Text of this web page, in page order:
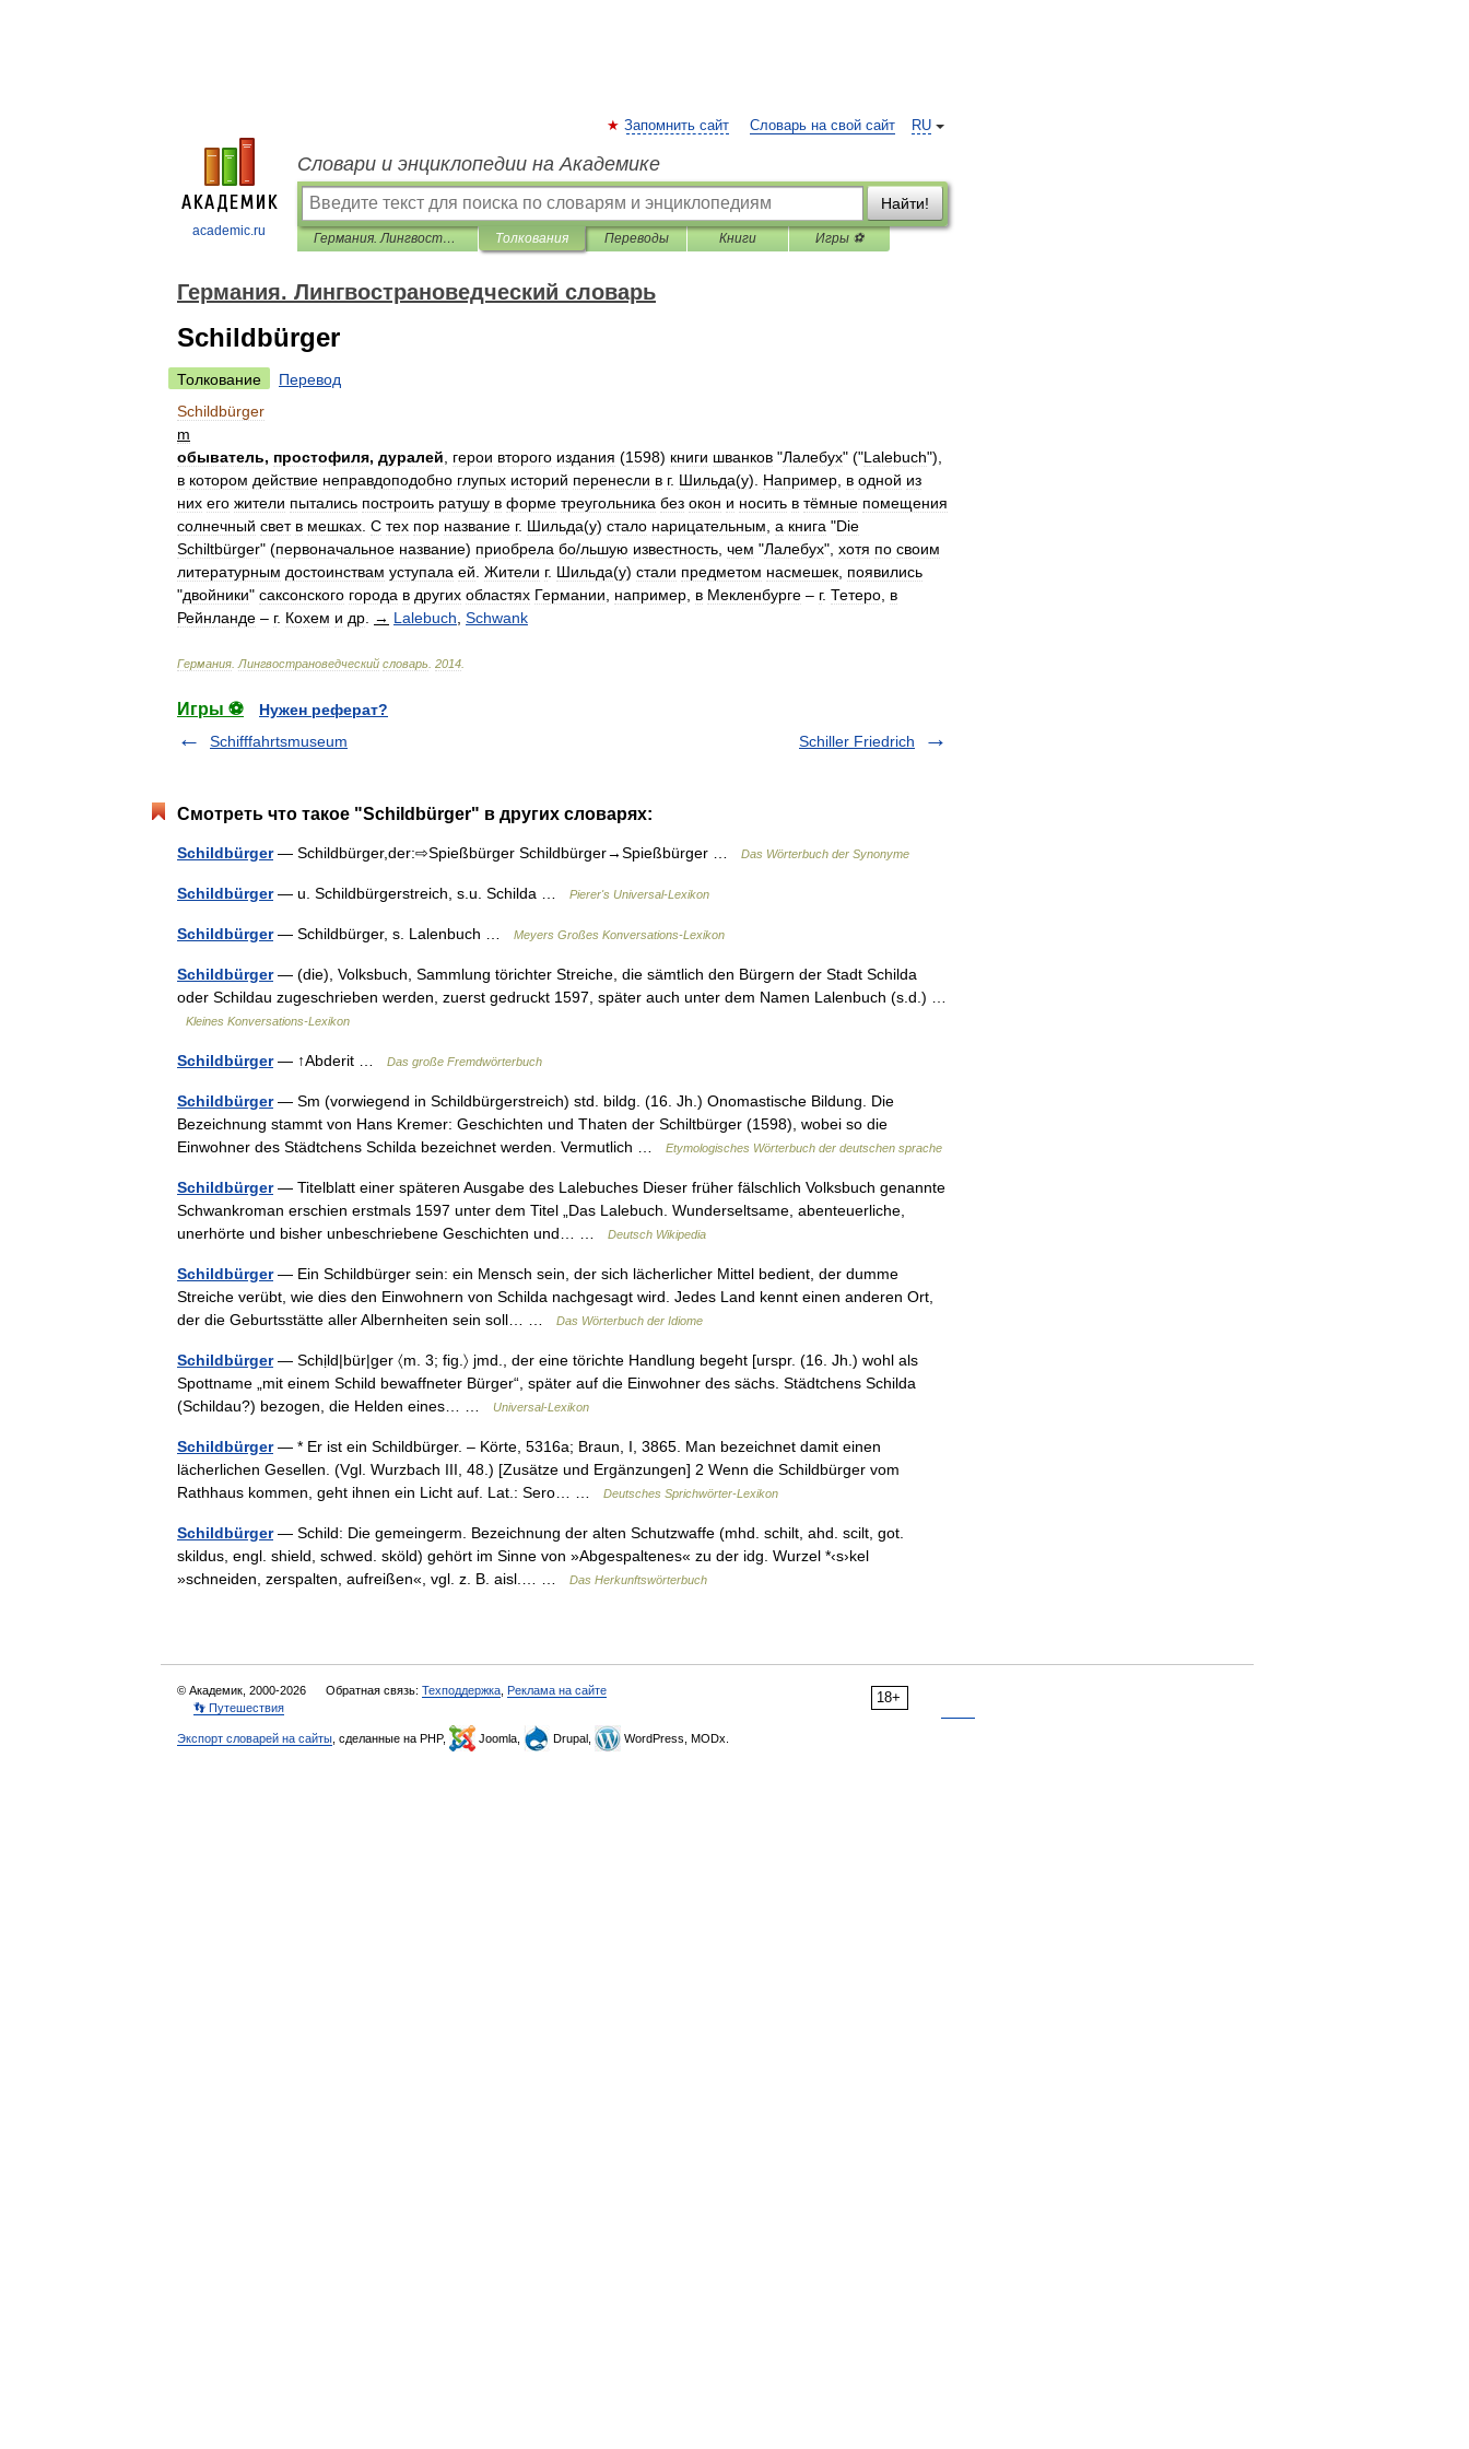
academic.ru
RU
Запомнить сайт Словарь на свой сайт
Словари и энциклопедии на Академике
Найти!
Германия. Лингвострановедческий словарь Толкования Переводы Книги Игры ⚽
Германия. Лингвострановедческий словарь
Schildbürger
Толкование
Перевод
Schildbürger
m
обыватель, простофиля, дуралей герои второго издания (1598) книги шванков "Лалебух" ("Lalebuch"),
в котором действие неправдоподобно глупых историй перенесли в г. Шильда(у). Например в одной из
них его жители пытались построить ратушу в форме треугольника без окон и носить в тёмные помещения
солнечный свет в мешках С тех пор название г. Шильда(у) стало нарицательным а книга "Die
Schiltbürger" (первоначальное название) приобрела бо/льшую известность чем "Лалебух", хотя по своим
литературным достоинствам уступала ей Жители г. Шильда(у) стали предметом насмешек появились
"двойники" саксонского города в других областях Германии например в Мекленбурге – г. Тетеро в
Рейнланде – г. Кохем и др → Lalebuch Schwank
Германия Лингвострановедческий словарь 2014
Игры ⚽
Нужен реферат?
Schifffahrtsmuseum
Schiller Friedrich
Смотреть что такое "Schildbürger" в других словарях:
Schildbürger— Schildbürger,der:⇨Spießbürger Schildbürger→Spießbürger … Das Wörterbuch der Synonyme
Schildbürger— u. Schildbürgerstreich, s.u. Schilda … Pierer's Universal-Lexikon
Schildbürger— Schildbürger, s. Lalenbuch … Meyers Großes Konversations-Lexikon
Schildbürger— (die), Volksbuch, Sammlung törichter Streiche, die sämtlich den Bürgern der Stadt Schilda
oder Schildau zugeschrieben werden, zuerst gedruckt 1597, später auch unter dem Namen Lalenbuch (s.d.) …
Kleines Konversations-Lexikon
Schildbürger— ↑Abderit … Das große Fremdwörterbuch
Schildbürger— Sm (vorwiegend in Schildbürgerstreich) std. bildg. (16. Jh.) Onomastische Bildung. Die
Bezeichnung stammt von Hans Kremer: Geschichten und Thaten der Schiltbürger (1598), wobei so die
Einwohner des Städtchens Schilda bezeichnet werden. Vermutlich …
Etymologisches Wörterbuch der deutschen sprache
Schildbürger— Titelblatt einer späteren Ausgabe des Lalebuches Dieser früher fälschlich Volksbuch genannte
Schwankroman erschien erstmals 1597 unter dem Titel „Das Lalebuch. Wunderseltsame, abenteuerliche,
unerhörte und bisher unbeschriebene Geschichten und… …
Deutsch Wikipedia
Schildbürger— Ein Schildbürger sein: ein Mensch sein, der sich lächerlicher Mittel bedient, der dumme
Streiche verübt, wie dies den Einwohnern von Schilda nachgesagt wird. Jedes Land kennt einen anderen Ort,
der die Geburtsstätte aller Albernheiten sein soll… …
Das Wörterbuch der Idiome
Schildbürger— Schịld|bür|ger 〈m. 3; fig.〉 jmd., der eine törichte Handlung begeht [urspr. (16. Jh.) wohl als
Spottname „mit einem Schild bewaffneter Bürger“, später auf die Einwohner des sächs. Städtchens Schilda
(Schildau?) bezogen, die Helden eines… …
Universal-Lexikon
Schildbürger— * Er ist ein Schildbürger. – Körte, 5316a; Braun, I, 3865. Man bezeichnet damit einen
lächerlichen Gesellen. (Vgl. Wurzbach III, 48.) [Zusätze und Ergänzungen] 2 Wenn die Schildbürger vom
Rathhaus kommen, geht ihnen ein Licht auf. Lat.: Sero… …
Deutsches Sprichwörter-Lexikon
Schildbürger— Schild: Die gemeingerm. Bezeichnung der alten Schutzwaffe (mhd. schilt, ahd. scilt, got.
skildus, engl. shield, schwed. sköld) gehört im Sinne von »Abgespaltenes« zu der idg. Wurzel *‹s›kel
»schneiden, zerspalten, aufreißen«, vgl. z. B. aisl.… …
Das Herkunftswörterbuch
18+
© Академик, 2000-2026 Обратная связь: Техподдержка Реклама на сайте
👣 Путешествия
Экспорт словарей на сайты , сделанные на PHP, Joomla, Drupal, WordPress, MODx.